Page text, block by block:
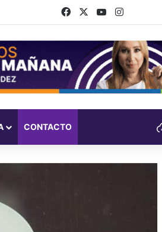
FacebookYouTubeInstagram
CONTACTO